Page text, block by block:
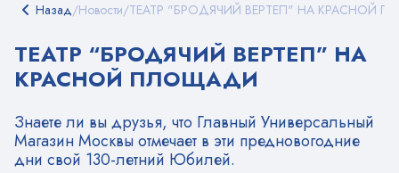
Назад/Новости/ТЕАТР "БРОДЯЧИЙ ВЕРТЕП" НА КРАСНОЙ
ТЕАТР “БРОДЯЧИЙ ВЕРТЕП” НА
КРАСНОЙ ПЛОЩАДИ
Знаете ли вы друзья, что Главный Универсальный
Магазин Москвы отмечает в эти предновогодние
дни свой 130-летний Юбилей.